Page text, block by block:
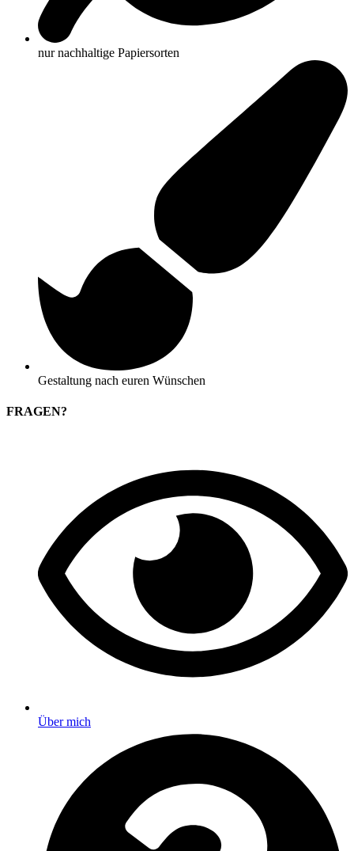
nur nachhaltige Papiersorten
Gestaltung nach euren Wünschen
FRAGEN?
Über mich